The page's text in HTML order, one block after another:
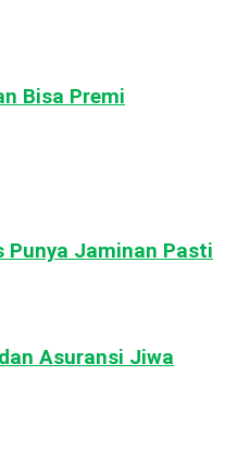
Bisa Premi
Punya Jaminan Pasti
Asuransi Jiwa